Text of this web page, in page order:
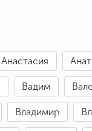
Анастасия
Вадим
Владимир